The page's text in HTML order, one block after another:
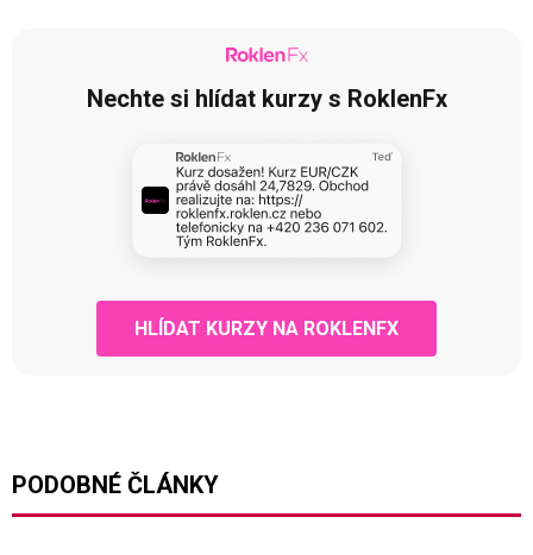
Nechte si hlídat kurzy s RoklenFx
HLÍDAT KURZY NA ROKLENFX
PODOBNÉ ČLÁNKY